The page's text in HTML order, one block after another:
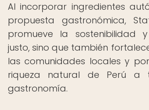
Al incorporar ingredientes
propuesta gastronómica,
promueve la sostenibilidad
justo, sino que también
las comunidades locales y
riqueza natural de Perú a
gastronomía.